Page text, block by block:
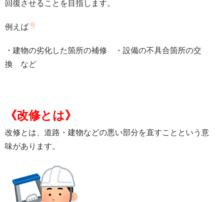
回復させることを目指します。
例えば
・建物の劣化した箇所の補修 ・設備の不具合箇所の交
換 など
《改修とは》
改修とは、 道路・建物などの悪い部分を直すことという意
味があります。